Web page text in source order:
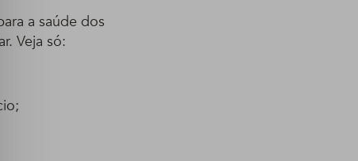
a saúde dos
Veja só: